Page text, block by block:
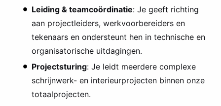
Leiding & teamcoördinatie: Je geeft richting
aan projectleiders, werkvoorbereiders en
tekenaars en ondersteunt hen in technische en
organisatorische uitdagingen.
Projectsturing: Je leidt meerdere complexe
schrijnwerk- en interieurprojecten binnen onze
totaalprojecten.